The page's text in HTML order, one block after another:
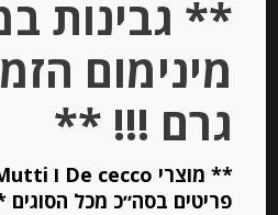
Out of
** גבינות
גרם !!! **
פריטים בסה״כ מכל הסוגים